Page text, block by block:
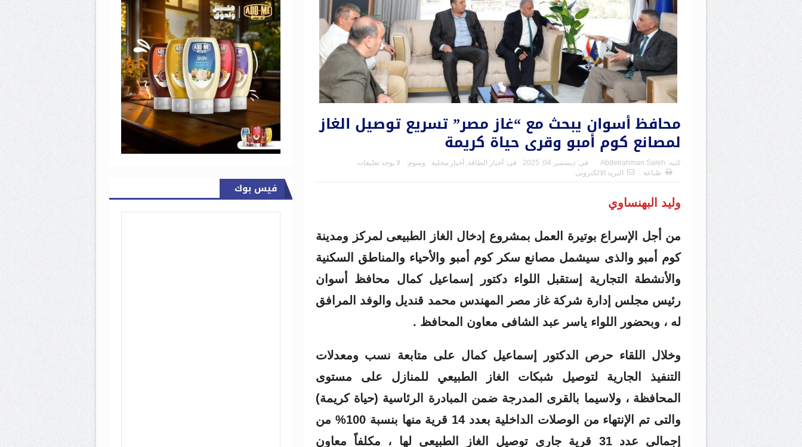
محافظ أسوان يبحث مع “غاز مصر” تسريع توصيل الغاز
لمصانع كوم أمبو وقرى حياة كريمة
كتبه: Abdelrahman Saleh فى: ديسمبر 04, 2025 فى: أخبار الطاقة أخبار محلية وسوم:
لا يوجد تعليقات
طباعة
البريد الالكترونى
وليد البهنساوي
من أجل الإسراع بوتيرة العمل بمشروع إدخال الغاز الطبيعى لمركز ومدينة
كوم أمبو والذى سيشمل مصانع سكر كوم أمبو والأحياء والمناطق السكنية
والأنشطة التجارية إستقبل اللواء دكتور إسماعيل كمال محافظ أسوان
رئيس مجلس إدارة شركة غاز مصر المهندس محمد قنديل والوفد المرافق
له ، وبحضور اللواء ياسر عبد الشافى معاون المحافظ .
وخلال اللقاء حرص الدكتور إسماعيل كمال على متابعة نسب ومعدلات
التنفيذ الجارية لتوصيل شبكات الغاز الطبيعي للمنازل على مستوى
المحافظة ، ولاسيما بالقرى المدرجة ضمن المبادرة الرئاسية (حياة كريمة)
والتى تم الإنتهاء من الوصلات الداخلية بعدد 14 قرية منها بنسبة 100% من
إجمالى عدد 31 قرية جارى توصيل الغاز الطبيعى لها ، مكلفاً معاون
فيس بوك